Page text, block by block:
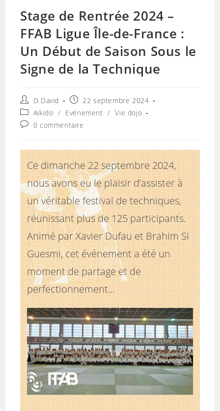
Stage de Rentrée 2024 –
FFAB Ligue Île-de-France :
Un Début de Saison Sous le
Signe de la Technique
Auteur/autrice
de
la
publication :
D David
Publication
publiée :
22 septembre 2024
Post
category:
Aikido / Evénement / Vie dojo
Commentaires
publication :
0 commentaire
Ce dimanche 22 septembre 2024,
nous avons eu le plaisir d’assister à
un véritable festival de techniques,
réunissant plus de 125 participants.
Animé par Xavier Dufau et Brahim Si
Guesmi, cet événement a été un
moment de partage et de
perfectionnement…